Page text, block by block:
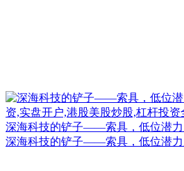
深海科技的铲子——索具，低位潜力
深海科技的铲子——索具，低位潜力